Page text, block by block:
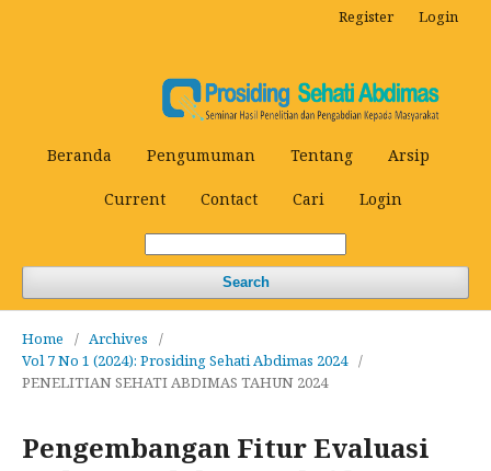
Beranda Pengumuman Tentang Arsip
Current Contact Cari Login
Search
Register Login
Home / Archives
/
Vol 7 No 1 (2024): Prosiding Sehati Abdimas 2024 /
PENELITIAN SEHATI ABDIMAS TAHUN 2024
Pengembangan Fitur Evaluasi